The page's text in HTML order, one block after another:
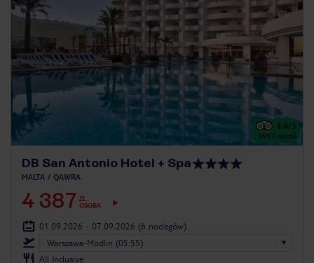
4.4/5
9913 opinii
DB San Antonio Hotel + Spa
MALTA QAWRA
4 387 ZŁ
OSOBA
01.09.2026 - 07.09.2026 (6 noclegów)
Warszawa-Modlin (05:55)
All Inclusive